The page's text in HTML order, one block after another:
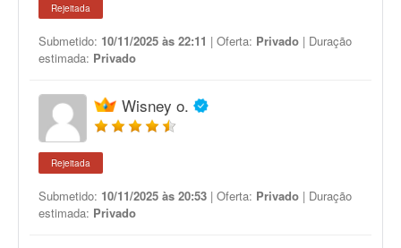
Rejeitada
Submetido: 10/11/2025 às 22:11 | Oferta: Privado | Duração
estimada: Privado
Wisney o.
Rejeitada
Submetido: 10/11/2025 às 20:53 | Oferta: Privado | Duração
estimada: Privado